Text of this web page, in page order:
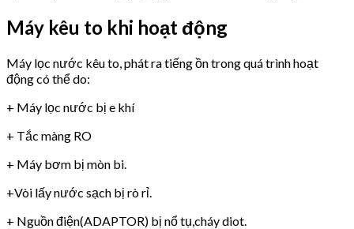
Máy kêu to khi hoạt động
Máy lọc nước kêu to, phát ra tiếng ồn trong quá trình hoạt
động có thể do:
+ Máy lọc nước bị e khí
+ Tắc màng RO
+ Máy bơm bị mòn bi.
+Vòi lấy nước sạch bị rò rỉ.
+ Nguồn điện(ADAPTOR) bị nổ tụ,cháy diot.